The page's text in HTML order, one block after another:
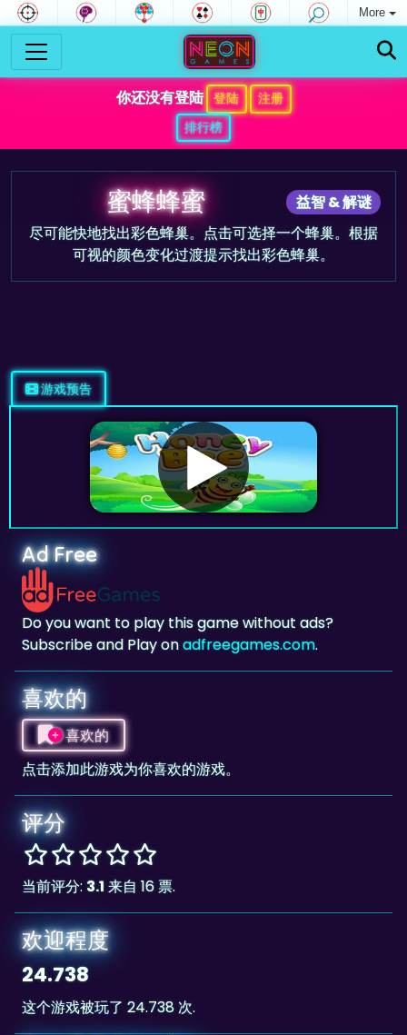
More
你还没有登陆 登陆
注册
排行榜
益智 & 解谜
蜜蜂蜂蜜
尽可能快地找出彩色蜂巢。点击可选择一个蜂巢。根据
可视的颜色变化过渡提示找出彩色蜂巢。
游戏预告
Ad Free
Do you want to play this game without ads?
Subscribe and Play onadfreegames.com.
喜欢的
喜欢的
点击添加此游戏为你喜欢的游戏。
评分
当前评分: 3.1来自 16 票.
欢迎程度
24.738
这个游戏被玩了 24.738 次.